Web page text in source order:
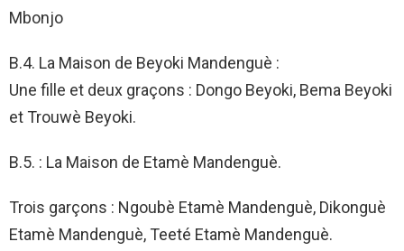
Mbonjo
B.4. La Maison de Beyoki Mandenguè :
Une fille et deux graçons : Dongo Beyoki, Bema Beyoki
et Trouwè Beyoki.
B.5. : La Maison de Etamè Mandenguè.
Trois garçons : Ngoubè Etamè Mandenguè, Dikonguè
Etamè Mandenguè, Teeté Etamè Mandenguè.